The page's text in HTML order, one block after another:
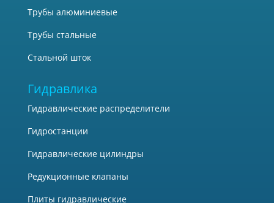
Трубы алюминиевые
Трубы стальные
Стальной шток
Гидравлика
Гидравлические распределители
Гидростанции
Гидравлические цилиндры
Редукционные клапаны
Плиты гидравлические